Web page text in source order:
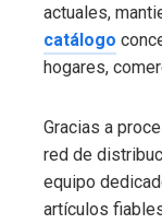
actuales,
catálogo
hogares,
Gracias a
red de
equipo
artículos